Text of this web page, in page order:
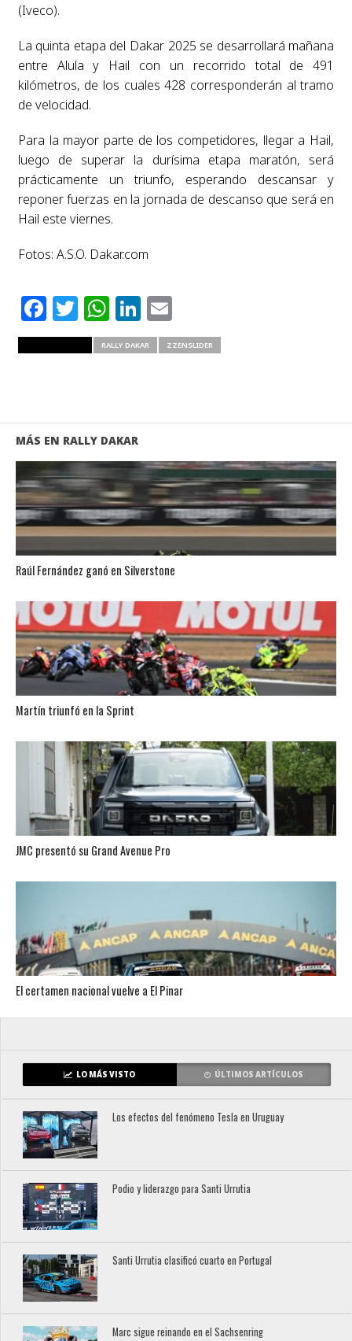
(Iveco).
La quinta etapa del Dakar 2025 se desarrollará mañana
entre Alula y Hail con un recorrido total de 491
kilómetros, de los cuales 428 corresponderán al tramo
de velocidad.
Para la mayor parte de los competidores, llegar a Hail,
luego de superar la durísima etapa maratón, será
prácticamente un triunfo, esperando descansar y
reponer fuerzas en la jornada de descanso que será en
Hail este viernes.
Fotos: A.S.O. Dakar.com
Facebook
Twitter
WhatsApp
LinkedIn
Email
RALLY DAKAR ZZENSLIDER
MÁS EN RALLY DAKAR
Raúl Fernández ganó en Silverstone
Martín triunfó en la Sprint
JMC presentó su Grand Avenue Pro
El certamen nacional vuelve a El Pinar
LO MÁS VISTO ÚLTIMOS ARTÍCULOS
Los efectos del fenómeno Tesla en Uruguay
Podio y liderazgo para Santi Urrutia
Santi Urrutia clasificó cuarto en Portugal
Marc sigue reinando en el Sachsenring